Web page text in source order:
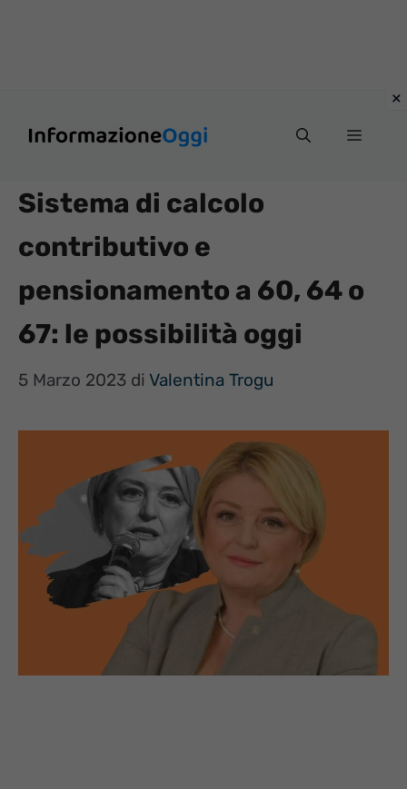
Menu
Sistema di calcolo
contributivo e
pensionamento a 60, 64 o
67: le possibilità oggi
5 Marzo 2023 di Valentina Trogu